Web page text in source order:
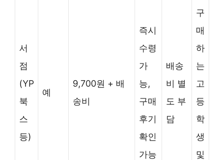
서
점
(YP
북
스
등)
예
9,700원 + 배
송비
즉시
수령
가
능,
구매
후기
확인
가능
배송
비 별
도 부
담
구
매
하
는
고
등
학
생
및